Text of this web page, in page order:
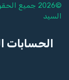
©2026 جميع الحقوق محفوظة للموقع الرسمي للشيخ
السيد
الحسابات